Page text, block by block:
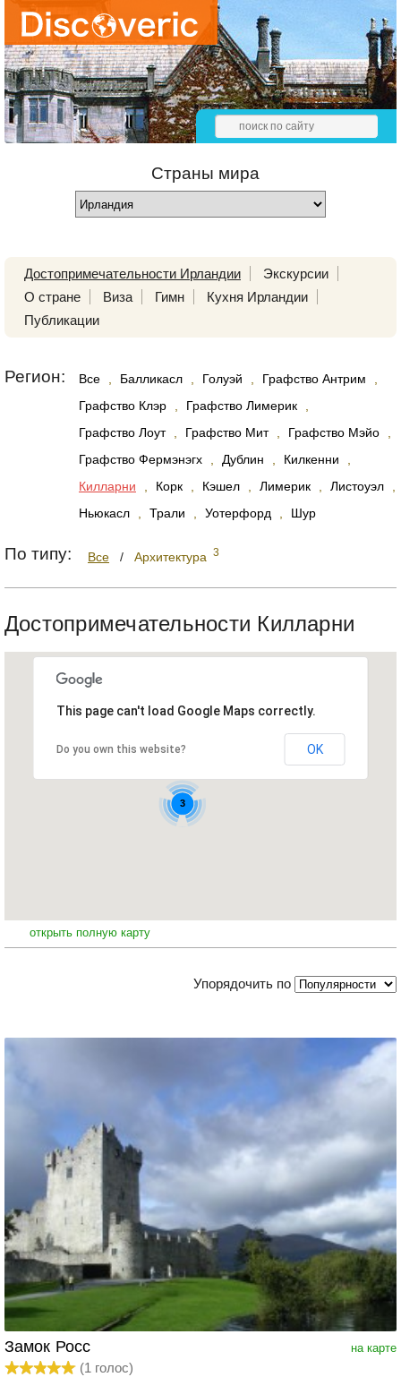
Страны мира
Достопримечательности Ирландии
Экскурсии
О стране
Виза Гимн
Кухня Ирландии
Публикации
Регион: Все Балликасл Голуэй Графство Антрим
Графство Клэр
Графство Лимерик
Графство Лоут
Графство Мит Графство Мэйо
Графство Фермэнэгх
Дублин Килкенни
Килларни
Корк Кэшел Лимерик Листоуэл
Ньюкасл
Трали Уотерфорд Шур
По типу: Все / Архитектура 3
Достопримечательности Килларни
3
This page can't load Google Maps correctly.
Do you own this website? OK
открыть полную карту
Упорядочить по
на карте
Замок Росс
(1 голос)